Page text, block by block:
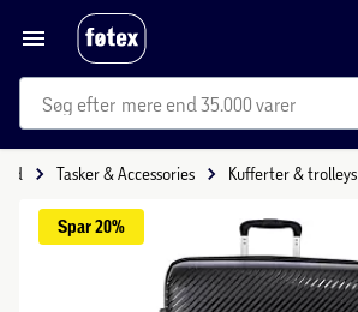
mere end 35.000 varer
Tasker & Accessories Kufferter & trolleys
Spar 20%